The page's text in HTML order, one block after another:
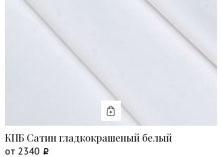
КУПИТЬ
КПБ Сатин гладкокрашеный белый
от 2340